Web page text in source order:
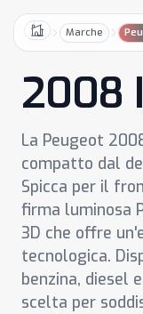
HomeMarche
2008
La Peugeot
compatto dal
Spicca per il
firma luminosa
3D che offre
tecnologica.
benzina, diesel
scelta per